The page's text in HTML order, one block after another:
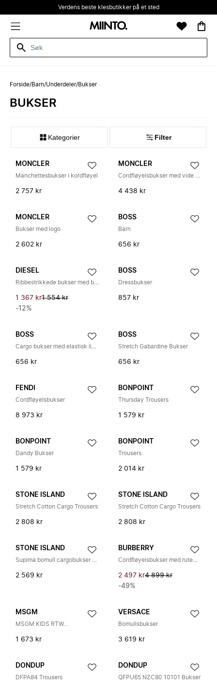
Verdens beste klesbutikker på et sted
Forside/Barn/Underdeler/Bukser
BUKSER
Kategorier Filter
MONCLER
Manchettesbukser i kordfløyel
2 757 kr
MONCLER
Cordfløyelsbukser med vide ben
4 438 kr
MONCLER
Bukser med logo
2 602 kr
BOSS
Barn
656 kr
DIESEL
Ribbestrikkede bukser med broderi
1 367 kr1 554 kr
-12%
BOSS
Dressbukser
857 kr
BOSS
Cargo bukser med elastisk linning
656 kr
BOSS
Stretch Gabardine Bukser
656 kr
FENDI
Cordfløyelsbukser
8 973 kr
BONPOINT
Thursday Trousers
1 579 kr
BONPOINT
Dandy Bukser
1 579 kr
BONPOINT
Trousers
2 014 kr
STONE ISLAND
Stretch Cotton Cargo Trousers
2 808 kr
STONE ISLAND
Stretch Cotton Cargo Trousers
2 808 kr
STONE ISLAND
Supima bomull cargobukser med påsydde lommer
2 569 kr
BURBERRY
Cordfløyelsbukser med rutemønster
2 497 kr4 899 kr
-49%
MSGM
MSGM KIDS RTW...
1 673 kr
VERSACE
Bomullsbukser
3 619 kr
DONDUP
DFPA84 Trousers
DONDUP
QFPU65 NZC80 10101 Bukser